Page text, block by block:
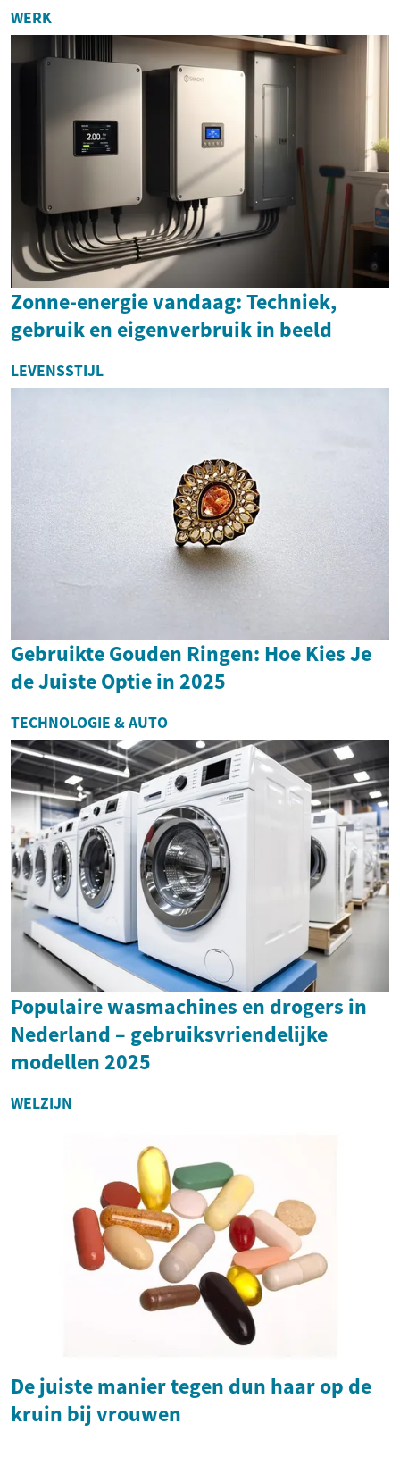
fysiek te passen. Dit artikel
behandelt...
WERK
Zonne-energie vandaag: Techniek,
gebruik en eigenverbruik in beeld
LEVENSSTIJL
Gebruikte Gouden Ringen: Hoe Kies Je
de Juiste Optie in 2025
TECHNOLOGIE & AUTO
Populaire wasmachines en drogers in
Nederland – gebruiksvriendelijke
modellen 2025
WELZIJN
De juiste manier tegen dun haar op de
kruin bij vrouwen